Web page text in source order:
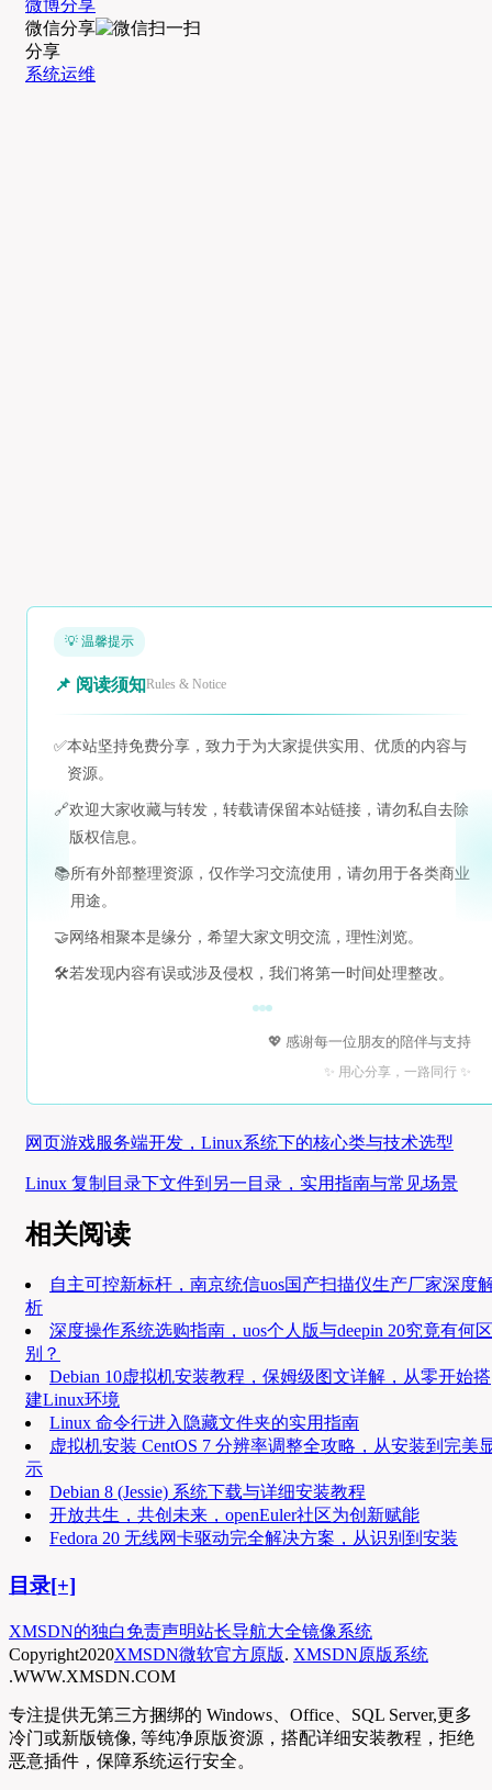
微博分享
微信分享
分享
系统运维
💡 温馨提示
📌 阅读须知Rules & Notice
✅本站坚持免费分享，致力于为大家提供实用、优质的内容与
资源。
🔗欢迎大家收藏与转发，转载请保留本站链接，请勿私自去除
版权信息。
📚所有外部整理资源，仅作学习交流使用，请勿用于各类商业
用途。
🤝 网络相聚本是缘分，希望大家文明交流，理性浏览。
🛠️若发现内容有误或涉及侵权，我们将第一时间处理整改。
💖 感谢每一位朋友的陪伴与支持
✨ 用心分享，一路同行 ✨
网页游戏服务端开发，Linux系统下的核心类与技术选型
Linux 复制目录下文件到另一目录，实用指南与常见场景
相关阅读
自主可控新标杆，南京统信uos国产扫描仪生产厂家深度
析
深度操作系统选购指南，uos个人版与deepin 20究竟有何区
别？
Debian 10虚拟机安装教程，保姆级图文详解，从零开始搭
建Linux环境
Linux 命令行进入隐藏文件夹的实用指南
虚拟机安装 CentOS 7 分辨率调整全攻略，从安装到完美
示
Debian 8 (Jessie) 系统下载与详细安装教程
开放共生，共创未来，openEuler社区为创新赋能
Fedora 20 无线网卡驱动完全解决方案，从识别到安装
目录[+]
XMSDN的独白免责声明站长导航大全镜像系统
Copyright2020XMSDN微软官方原版. XMSDN原版系统
.WWW.XMSDN.COM
专注提供无第三方捆绑的 Windows、Office、SQL Server,更多
冷门或新版镜像, 等纯净原版资源，搭配详细安装教程，拒绝
恶意插件，保障系统运行安全。